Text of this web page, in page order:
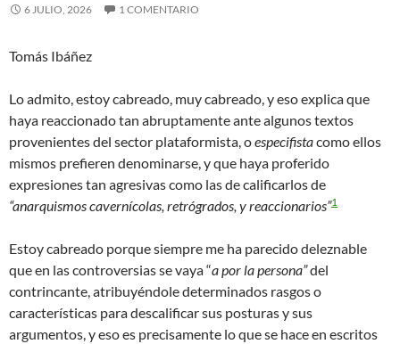
6 JULIO, 2026 1 COMENTARIO
Tomás Ibáñez
Lo admito, estoy cabreado, muy cabreado, y eso explica que
haya reaccionado tan abruptamente ante algunos textos
provenientes del sector plataformista, oespecifistacomo ellos
mismos prefieren denominarse, y que haya proferido
expresiones tan agresivas como las de calificarlos de
“anarquismos cavernícolas, retrógrados, y reaccionarios”1
Estoy cabreado porque siempre me ha parecido deleznable
que en las controversias se vaya “a por la persona”del
contrincante, atribuyéndole determinados rasgos o
características para descalificar sus posturas y sus
argumentos, y eso es precisamente lo que se hace en escritos